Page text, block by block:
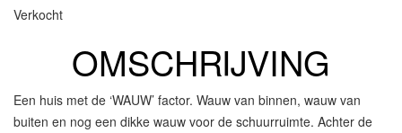
Verkocht
OMSCHRIJVING
Een huis met de ‘WAUW’ factor. Wauw van binnen, wauw van
buiten en nog een dikke wauw voor de schuurruimte. Achter de